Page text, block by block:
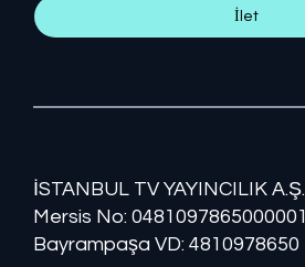
İlet
İSTANBUL TV YAYINCILIK A.Ş.
Mersis No: ​​0481097865000001
Bayrampaşa VD: 4810978650